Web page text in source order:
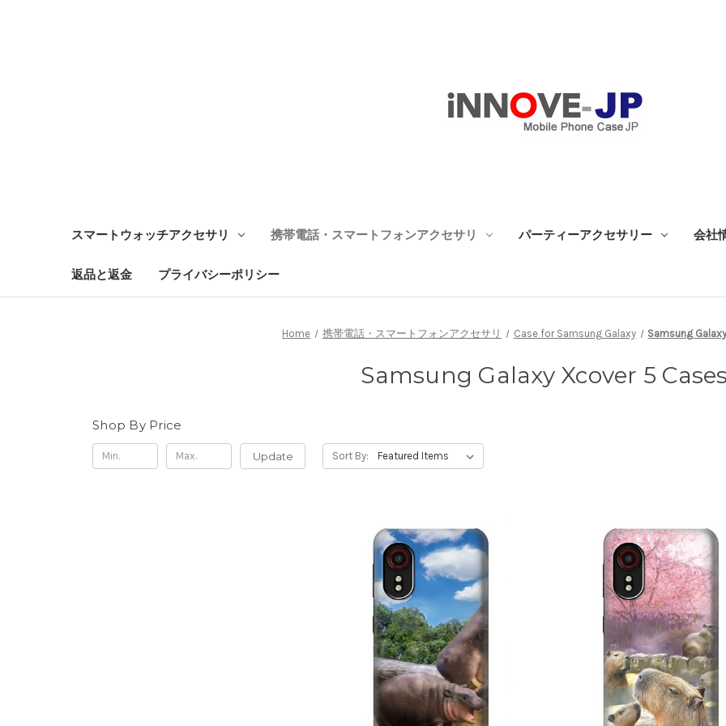
スマートウォッチアクセサリ 携帯電話・スマートフォンアクセサリ パーティーアクセサリー 会社
返品と返金 プライバシーポリシー
Home 携帯電話・スマートフォンアクセサリ Case for Samsung Galaxy Samsung
Samsung Galaxy Xcover 5
Shop By Price
Update Sort By: